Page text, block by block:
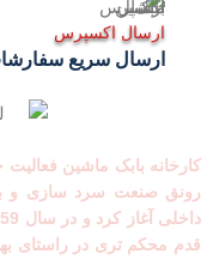
ارسال اکسپرس
ارسال سریع
رونق صنعت سرد سازی و
قدم محکم تری در راستای